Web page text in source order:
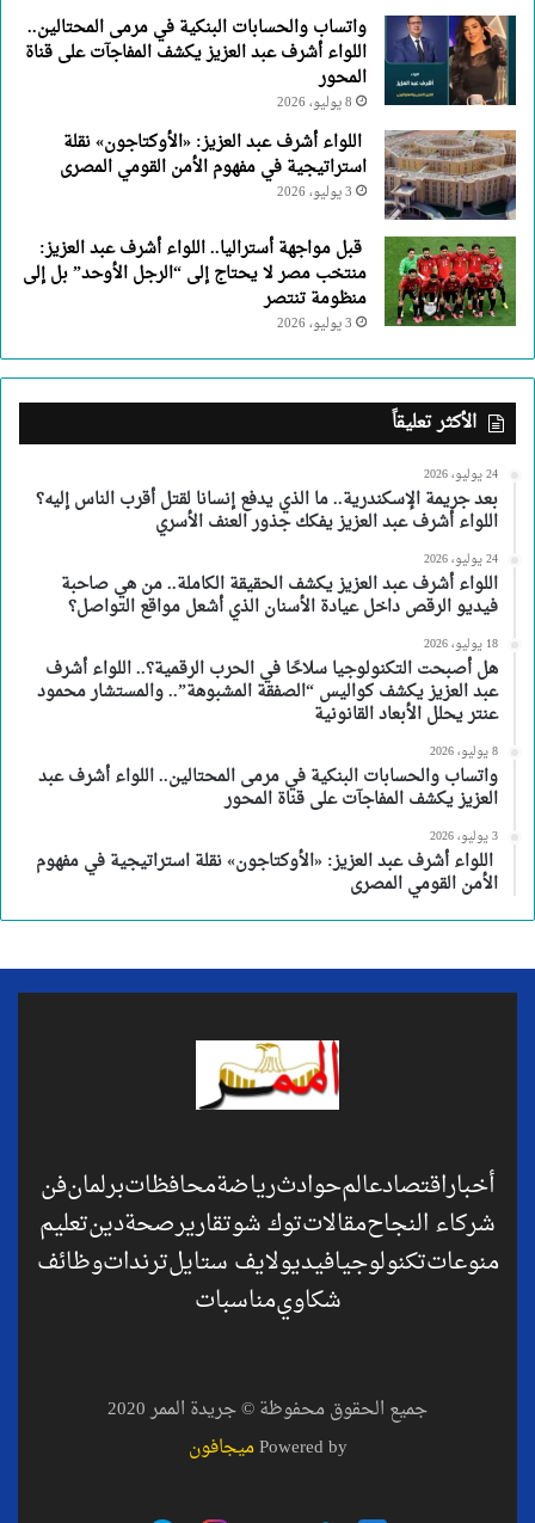
واتساب والحسابات البنكية في مرمى المحتالين..
اللواء أشرف عبد العزيز يكشف المفاجآت على قناة
المحور
8 يوليو، 2026
اللواء أشرف عبد العزيز: «الأوكتاجون» نقلة
استراتيجية في مفهوم الأمن القومي المصرى
3 يوليو، 2026
قبل مواجهة أستراليا.. اللواء أشرف عبد العزيز:
منتخب مصر لا يحتاج إلى “الرجل الأوحد” بل إلى
منظومة تنتصر
3 يوليو، 2026
الأكثر تعليقاً
24 يوليو، 2026
بعد جريمة الإسكندرية.. ما الذي يدفع إنسانا لقتل أقرب الناس إليه؟
اللواء أشرف عبد العزيز يفكك جذور العنف الأسري
24 يوليو، 2026
اللواء أشرف عبد العزيز يكشف الحقيقة الكاملة.. من هي صاحبة
فيديو الرقص داخل عيادة الأسنان الذي أشعل مواقع التواصل؟
18 يوليو، 2026
هل أصبحت التكنولوجيا سلاحًا في الحرب الرقمية؟.. اللواء أشرف
عبد العزيز يكشف كواليس “الصفقة المشبوهة”.. والمستشار محمود
عنتر يحلل الأبعاد القانونية
8 يوليو، 2026
واتساب والحسابات البنكية في مرمى المحتالين.. اللواء أشرف عبد
العزيز يكشف المفاجآت على قناة المحور
3 يوليو، 2026
اللواء أشرف عبد العزيز: «الأوكتاجون» نقلة استراتيجية في مفهوم
الأمن القومي المصرى
أخباراقتصادعالمحوادثرياضةمحافظاتبرلمانفن
شركاء النجاحمقالاتتوك شوتقاريرصحةدينتعليم
منوعاتتكنولوجيافيديولايف ستايلترنداتوظائف
شكاويمناسبات
جميع الحقوق محفوظة © جريدة الممر 2020
Powered byميجافون